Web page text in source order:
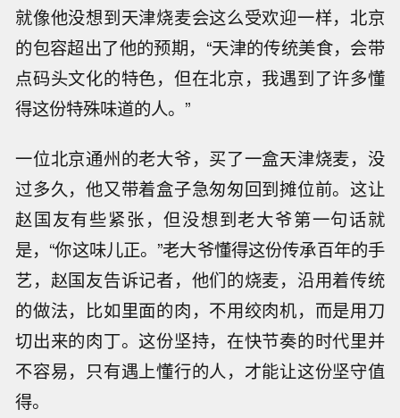
就像他没想到天津烧麦会这么受欢迎一样，北京
的包容超出了他的预期，“天津的传统美食，会带
点码头文化的特色，但在北京，我遇到了许多懂
得这份特殊味道的人。”
一位北京通州的老大爷，买了一盒天津烧麦，没
过多久，他又带着盒子急匆匆回到摊位前。这让
赵国友有些紧张，但没想到老大爷第一句话就
是，“你这味儿正。”老大爷懂得这份传承百年的手
艺，赵国友告诉记者，他们的烧麦，沿用着传统
的做法，比如里面的肉，不用绞肉机，而是用刀
切出来的肉丁。这份坚持，在快节奏的时代里并
不容易，只有遇上懂行的人，才能让这份坚守值
得。